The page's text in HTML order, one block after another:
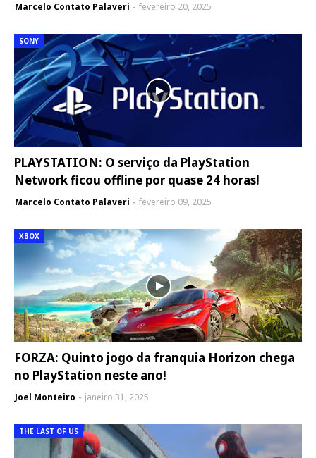
Marcelo Contato Palaveri fevereiro 20, 2025
SONY
PLAYSTATION: O serviço da PlayStation
Network ficou offline por quase 24 horas!
Marcelo Contato Palaveri fevereiro 09, 2025
XBOX
FORZA: Quinto jogo da franquia Horizon chega
no PlayStation neste ano!
Joel Monteiro janeiro 31, 2025
THE LAST OF US